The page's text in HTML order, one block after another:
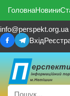
ГоловнаНовини
info@perspekt.org.ua
Вхід